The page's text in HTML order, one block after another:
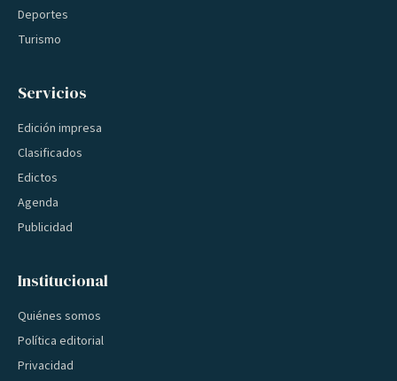
Deportes
Turismo
Servicios
Edición impresa
Clasificados
Edictos
Agenda
Publicidad
Institucional
Quiénes somos
Política editorial
Privacidad